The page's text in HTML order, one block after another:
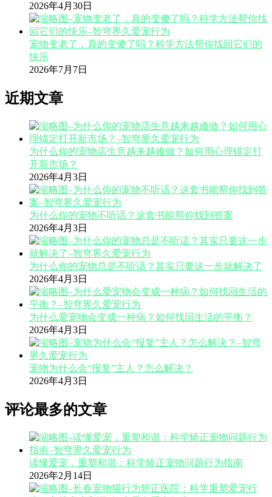
2026年4月30日
宠物变老了，真的变傻了吗？科学方法帮你找回它们的
快乐
2026年7月7日
近期文章
为什么你的宠物店生意越来越难做？如何用心理锚定打
开新市场？
2026年4月3日
为什么你的宠物不听话？这套书能帮你找到答案
2026年4月3日
为什么你的宠物总是不听话？其实只要这一步就解决了
2026年4月3日
为什么爱宠物会变成一种病？如何找回生活的平衡？
2026年4月3日
宠物为什么会“报复”主人？怎么解决？
2026年4月3日
评论最多的文章
读懂爱宠，重塑和谐：科学矫正宠物问题行为指南
2026年2月14日